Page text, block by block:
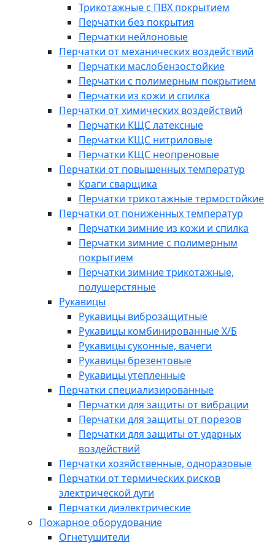
Трикотажные с ПВХ покрытием
Перчатки без покрытия
Перчатки нейлоновые
Перчатки от механических воздействий
Перчатки маслобензостойкие
Перчатки с полимерным покрытием
Перчатки из кожи и спилка
Перчатки от химических воздействий
Перчатки КЩС латексные
Перчатки КЩС нитриловые
Перчатки КЩС неопреновые
Перчатки от повышенных температур
Краги сварщика
Перчатки трикотажные термостойкие
Перчатки от пониженных температур
Перчатки зимние из кожи и спилка
Перчатки зимние с полимерным
покрытием
Перчатки зимние трикотажные,
полушерстяные
Рукавицы
Рукавицы виброзащитные
Рукавицы комбинированные Х/Б
Рукавицы суконные, вачеги
Рукавицы брезентовые
Рукавицы утепленные
Перчатки специализированные
Перчатки для защиты от вибрации
Перчатки для защиты от порезов
Перчатки для защиты от ударных
воздействий
Перчатки хозяйственные, одноразовые
Перчатки от термических рисков
электрической дуги
Перчатки диэлектрические
Пожарное оборудование
Огнетушители